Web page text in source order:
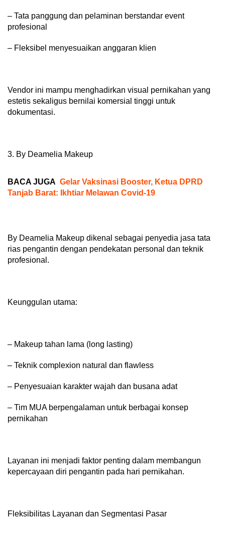
– Tata panggung dan pelaminan berstandar event
profesional
– Fleksibel menyesuaikan anggaran klien
Vendor ini mampu menghadirkan visual pernikahan yang
estetis sekaligus bernilai komersial tinggi untuk
dokumentasi.
3. By Deamelia Makeup
BACA JUGA Gelar Vaksinasi Booster, Ketua DPRD
Tanjab Barat: Ikhtiar Melawan Covid-19
By Deamelia Makeup dikenal sebagai penyedia jasa tata
rias pengantin dengan pendekatan personal dan teknik
profesional.
Keunggulan utama:
– Makeup tahan lama (long lasting)
– Teknik complexion natural dan flawless
– Penyesuaian karakter wajah dan busana adat
– Tim MUA berpengalaman untuk berbagai konsep
pernikahan
Layanan ini menjadi faktor penting dalam membangun
kepercayaan diri pengantin pada hari pernikahan.
Fleksibilitas Layanan dan Segmentasi Pasar